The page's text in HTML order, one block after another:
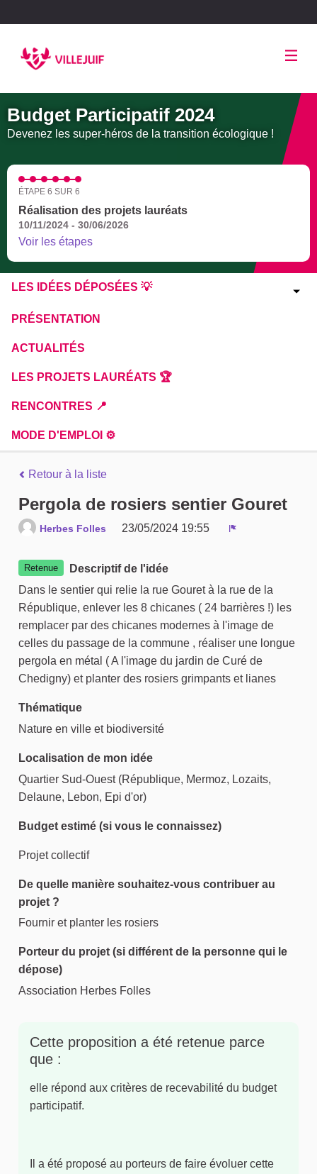
Budget Participatif 2024
Devenez les super-héros de la transition écologique !
ÉTAPE 6 SUR 6
Réalisation des projets lauréats
10/11/2024 - 30/06/2026
Voir les étapes
LES IDÉES DÉPOSÉES 💡
PRÉSENTATION
ACTUALITÉS
LES PROJETS LAURÉATS 🏆
RENCONTRES 📍
MODE D'EMPLOI ⚙️
Retour à la liste
Pergola de rosiers sentier Gouret
Herbes Folles
23/05/2024 19:55
Retenue
Descriptif de l'idée
Dans le sentier qui relie la rue Gouret à la rue de la
République, enlever les 8 chicanes ( 24 barrières !) les
remplacer par des chicanes modernes à l'image de
celles du passage de la commune , réaliser une longue
pergola en métal ( A l'image du jardin de Curé de
Chedigny) et planter des rosiers grimpants et lianes
Thématique
Nature en ville et biodiversité
Localisation de mon idée
Quartier Sud-Ouest (République, Mermoz, Lozaits,
Delaune, Lebon, Epi d'or)
Budget estimé (si vous le connaissez)
Projet collectif
De quelle manière souhaitez-vous contribuer au
projet ?
Fournir et planter les rosiers
Porteur du projet (si différent de la personne qui le
dépose)
Association Herbes Folles
Cette proposition a été retenue parce
que :
elle répond aux critères de recevabilité du budget
participatif.
Il a été proposé au porteurs de faire évoluer cette